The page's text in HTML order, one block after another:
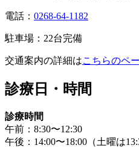
電話： 0268-64-1182
駐車場：22台完備
交通案内の詳細はこちらのペ
診療日・時間
診療時間
午前：8:30〜12:30
午後：14:00〜18:00（土曜は